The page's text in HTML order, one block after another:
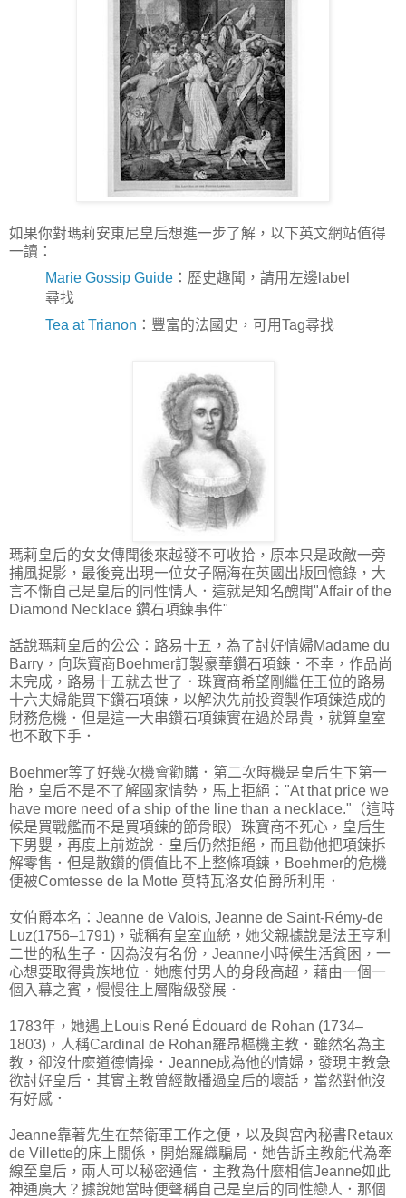
如果你對瑪莉安東尼皇后想進一步了解，以下英文網站值得
一讀：
Marie Gossip Guide：歷史趣聞，請用左邊label
尋找
Tea at Trianon ：豐富的法國史，可用Tag尋找
瑪莉皇后的女女傳聞後來越發不可收拾，原本只是政敵一旁
捕風捉影，最後竟出現一位女子隔海在英國出版回憶錄，大
言不慚自己是皇后的同性情人．這就是知名醜聞"Affair of the
Diamond Necklace 鑽石項鍊事件"
話說瑪莉皇后的公公：路易十五，為了討好情婦Madame du
Barry，向珠寶商Boehmer訂製豪華鑽石項鍊．不幸，作品尚
未完成，路易十五就去世了．珠寶商希望剛繼任王位的路易
十六夫婦能買下鑽石項鍊，以解決先前投資製作項鍊造成的
財務危機．但是這一大串鑽石項鍊實在過於昂貴，就算皇室
也不敢下手．
Boehmer等了好幾次機會勸購．第二次時機是皇后生下第一
胎，皇后不是不了解國家情勢，馬上拒絕："At that price we
have more need of a ship of the line than a necklace."（這時
候是買戰艦而不是買項鍊的節骨眼）珠寶商不死心，皇后生
下男嬰，再度上前遊說．皇后仍然拒絕，而且勸他把項鍊拆
解零售．但是散鑽的價值比不上整條項鍊，Boehmer的危機
便被Comtesse de la Motte 莫特瓦洛女伯爵所利用．
女伯爵本名：Jeanne de Valois, Jeanne de Saint-Rémy-de
Luz(1756–1791)，號稱有皇室血統，她父親據說是法王亨利
二世的私生子．因為沒有名份，Jeanne小時候生活貧困，一
心想要取得貴族地位．她應付男人的身段高超，藉由一個一
個入幕之賓，慢慢往上層階級發展．
1783年，她遇上Louis René Édouard de Rohan (1734–
1803)，人稱Cardinal de Rohan羅昂樞機主教．雖然名為主
教，卻沒什麼道德情操．Jeanne成為他的情婦，發現主教急
欲討好皇后．其實主教曾經散播過皇后的壞話，當然對他沒
有好感．
Jeanne靠著先生在禁衛軍工作之便，以及與宮內秘書Retaux
de Villette的床上關係，開始羅織騙局．她告訴主教能代為牽
線至皇后，兩人可以秘密通信．主教為什麼相信Jeanne如此
神通廣大？據說她當時便聲稱自己是皇后的同性戀人．那個